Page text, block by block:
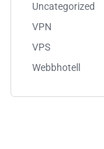
Uncategorized
VPN
VPS
Webbhotell